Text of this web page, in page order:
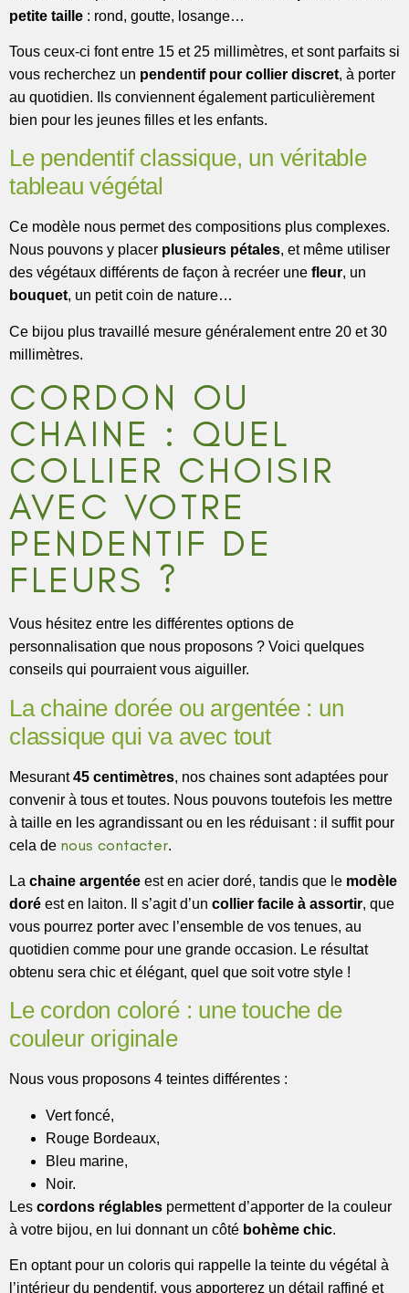
petite taille : rond, goutte, losange…
Tous ceux-ci font entre 15 et 25 millimètres, et sont parfaits si
vous recherchez un pendentif pour collier discret, à porter
au quotidien. Ils conviennent également particulièrement
bien pour les jeunes filles et les enfants.
Le pendentif classique, un véritable
tableau végétal
Ce modèle nous permet des compositions plus complexes.
Nous pouvons y placer plusieurs pétales, et même utiliser
des végétaux différents de façon à recréer une fleur, un
bouquet, un petit coin de nature…
Ce bijou plus travaillé mesure généralement entre 20 et 30
millimètres.
CORDON OU
CHAINE : QUEL
COLLIER CHOISIR
AVEC VOTRE
PENDENTIF DE
FLEURS ?
Vous hésitez entre les différentes options de
personnalisation que nous proposons ? Voici quelques
conseils qui pourraient vous aiguiller.
La chaine dorée ou argentée : un
classique qui va avec tout
Mesurant45 centimètres, nos chaines sont adaptées pour
convenir à tous et toutes. Nous pouvons toutefois les mettre
à taille en les agrandissant ou en les réduisant : il suffit pour
cela de nous contacter.
La chaine argentée est en acier doré, tandis que le modèle
doré est en laiton. Il s’agit d’un collier facile à assortir, que
vous pourrez porter avec l’ensemble de vos tenues, au
quotidien comme pour une grande occasion. Le résultat
obtenu sera chic et élégant, quel que soit votre style !
Le cordon coloré : une touche de
couleur originale
Nous vous proposons 4 teintes différentes :
Vert foncé,
Rouge Bordeaux,
Bleu marine,
Noir.
Les cordons réglables permettent d’apporter de la couleur
à votre bijou, en lui donnant un côté bohème chic.
En optant pour un coloris qui rappelle la teinte du végétal à
l’intérieur du pendentif, vous apporterez un détail raffiné et